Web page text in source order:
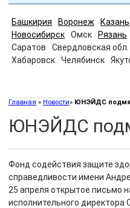
Башкирия Воронеж Казань
Новосибирск
Омск Рязань
Саратов
Свердловская обл.
Хабаровск
Челябинск
Главная » Новости» ЮНЭЙДС
ЮНЭЙДС
Фонд содействия защите
справедливости имени
25 апреля открытое письмо
исполнительного